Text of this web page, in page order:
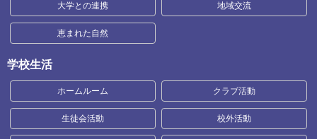
大学との連携 地域交流
恵まれた自然
学校生活
ホームルーム クラブ活動
生徒会活動 校外活動